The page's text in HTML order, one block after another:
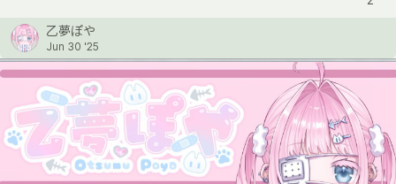
乙夢ぽや
Jun 30 '25